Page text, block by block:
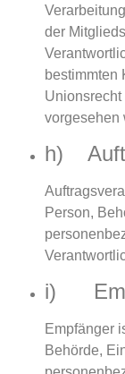
der
bestimmten
vorgesehen
h)
Person,
i)
Empfänger
Behörde,